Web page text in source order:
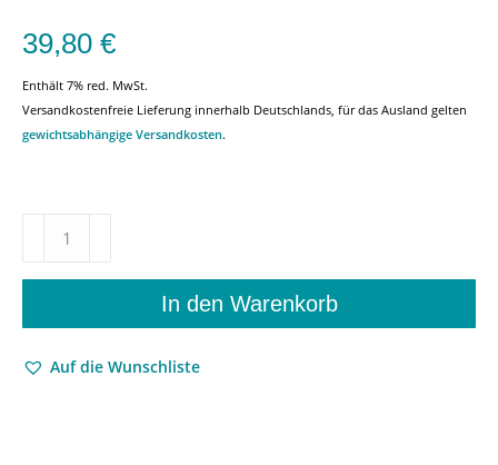
39,80 €
Enthält 7% red. MwSt.
Versandkostenfreie Lieferung innerhalb Deutschlands, für das Ausland gelten
gewichtsabhängige Versandkosten.
Gutjahr
–
In den Warenkorb
Auf die Wunschliste